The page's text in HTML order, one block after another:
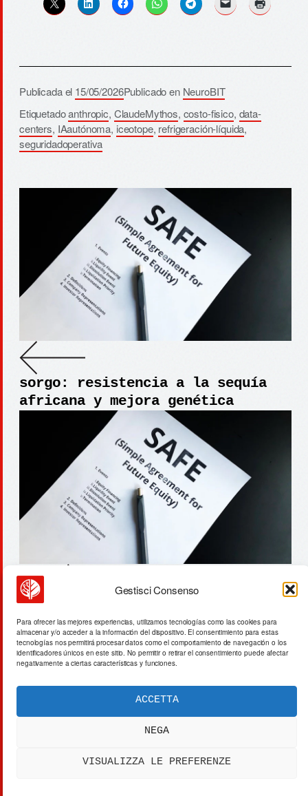
Gestisci Consenso
Para ofrecer las mejores experiencias, utilizamos tecnologías como las cookies para
almacenar y/o acceder a la información del dispositivo. El consentimiento para estas
tecnologías nos permitirá procesar datos como el comportamiento de navegación o los
identificadores únicos en este sitio. No permitir o retirar el consentimiento puede afectar
negativamente a ciertas características y funciones.
ACCETTA
NEGA
VISUALIZZA LE PREFERENZE
Publicada el 15/05/2026Publicado en NeuroBIT
Etiquetadoanthropic, ClaudeMythos, costo-fisico, data-
centers, IAautónoma, iceotope, refrigeración-líquida,
seguridadoperativa
sorgo: resistencia a la sequía
africana y mejora genética
new balance dunasoft:
infraestructura invisible y
resistencia
> SYSTEM OUTPUT: DATA_FEED.xml